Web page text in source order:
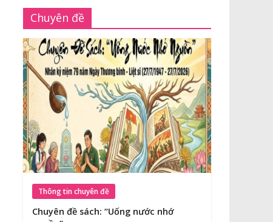
Chuyên đề
Thông tin chuyên đề
Chuyên đề sách: “Uống nước nhớ